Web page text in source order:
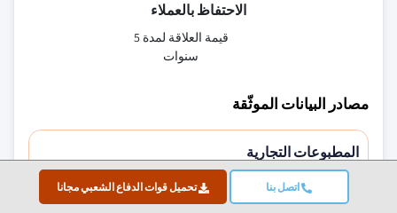
اتصل بنا تحميل قوات الدفاع الشعبي مجانا
الاحتفاظ بالعملاء
قيمة العلاقة لمدة 5
سنوات
مصادر البيانات الموثّقة
المطبوعات التجارية
مجلات قطاع الأمن والدفاع والصحافة التجارية